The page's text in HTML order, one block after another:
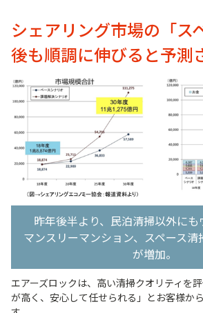
シェアリング市場の「ス
後も順調に伸びると予測
昨年後半より、民泊清掃以外にも
マンスリーマンション、スペース
が増加。
エアーズロックは、高い清掃クオリティを
が高く、安心して任せられる」とお客様か